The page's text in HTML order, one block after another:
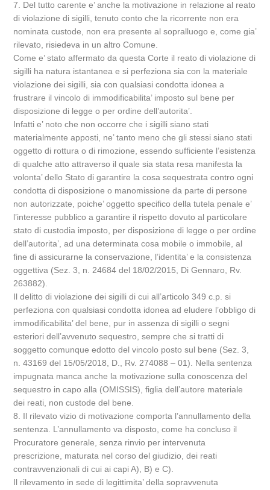
7. Del tutto carente e’ anche la motivazione in relazione al reato
di violazione di sigilli, tenuto conto che la ricorrente non era
nominata custode, non era presente al sopralluogo e, come gia’
rilevato, risiedeva in un altro Comune.
Come e’ stato affermato da questa Corte il reato di violazione di
sigilli ha natura istantanea e si perfeziona sia con la materiale
violazione dei sigilli, sia con qualsiasi condotta idonea a
frustrare il vincolo di immodificabilita’ imposto sul bene per
disposizione di legge o per ordine dell’autorita’.
Infatti e’ noto che non occorre che i sigilli siano stati
materialmente apposti, ne’ tanto meno che gli stessi siano stati
oggetto di rottura o di rimozione, essendo sufficiente l’esistenza
di qualche atto attraverso il quale sia stata resa manifesta la
volonta’ dello Stato di garantire la cosa sequestrata contro ogni
condotta di disposizione o manomissione da parte di persone
non autorizzate, poiche’ oggetto specifico della tutela penale e’
l’interesse pubblico a garantire il rispetto dovuto al particolare
stato di custodia imposto, per disposizione di legge o per ordine
dell’autorita’, ad una determinata cosa mobile o immobile, al
fine di assicurarne la conservazione, l’identita’ e la consistenza
oggettiva (Sez. 3, n. 24684 del 18/02/2015, Di Gennaro, Rv.
263882).
Il delitto di violazione dei sigilli di cui all’articolo 349 c.p. si
perfeziona con qualsiasi condotta idonea ad eludere l’obbligo di
immodificabilita’ del bene, pur in assenza di sigilli o segni
esteriori dell’avvenuto sequestro, sempre che si tratti di
soggetto comunque edotto del vincolo posto sul bene (Sez. 3,
n. 43169 del 15/05/2018, D., Rv. 274088 – 01). Nella sentenza
impugnata manca anche la motivazione sulla conoscenza del
sequestro in capo alla (OMISSIS), figlia dell’autore materiale
dei reati, non custode del bene.
8. Il rilevato vizio di motivazione comporta l’annullamento della
sentenza. L’annullamento va disposto, come ha concluso il
Procuratore generale, senza rinvio per intervenuta
prescrizione, maturata nel corso del giudizio, dei reati
contravvenzionali di cui ai capi A), B) e C).
Il rilevamento in sede di legittimita’ della sopravvenuta